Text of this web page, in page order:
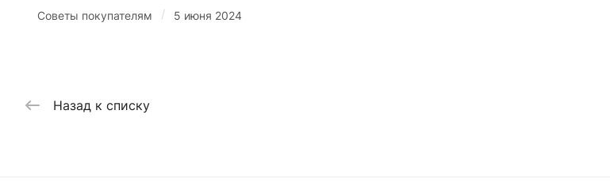
Советы покупателям / 5 июня 2024
Назад к списку